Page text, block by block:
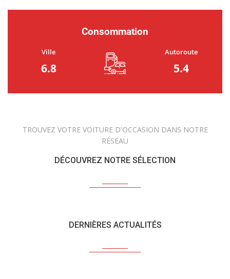
Consommation
Ville
6.8
Autoroute
5.4
TROUVEZ VOTRE VOITURE D'OCCASION DANS NOTRE
RÉSEAU
DÉCOUVREZ NOTRE SÉLECTION
DERNIÈRES ACTUALITÉS